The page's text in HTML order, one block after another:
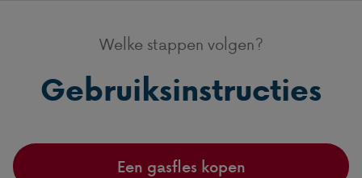
Welke stappen volgen?
Gebruiksinstructies
Een gasfles kopen